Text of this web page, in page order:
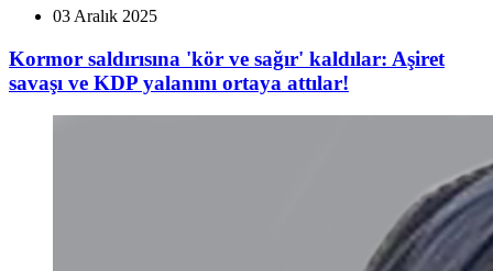
03 Aralık 2025
Kormor saldırısına 'kör ve sağır' kaldılar: Aşiret
savaşı ve KDP yalanını ortaya attılar!